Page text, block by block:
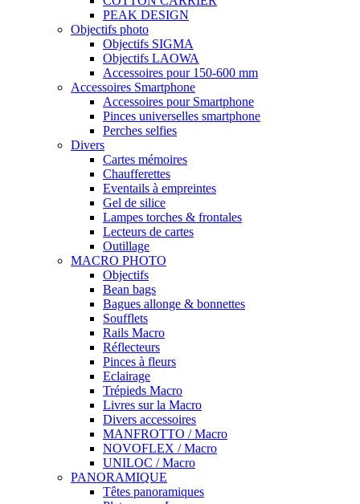
PEAK DESIGN
Objectifs photo
Objectifs SIGMA
Objectifs LAOWA
Accessoires pour 150-600 mm
Accessoires Smartphone
Accessoires pour Smartphone
Pinces universelles smartphone
Perches selfies
Divers
Cartes mémoires
Chaufferettes
Eventails à empreintes
Gel de silice
Lampes torches & frontales
Lecteurs de cartes
Outillage
MACRO PHOTO
Objectifs
Bean bags
Bagues allonge & bonnettes
Soufflets
Rails Macro
Réflecteurs
Pinces à fleurs
Eclairage
Trépieds Macro
Livres sur la Macro
Divers accessoires
MANFROTTO / Macro
NOVOFLEX / Macro
UNILOC / Macro
PANORAMIQUE
Têtes panoramiques